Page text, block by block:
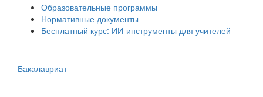
Образовательные программы
Нормативные документы
Бесплатный курс: ИИ‑инструменты для учителей
Бакалавриат